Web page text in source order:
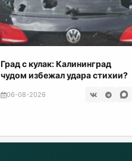
Град с кулак: Калининград
чудом избежал удара стихии?
06-08-2026